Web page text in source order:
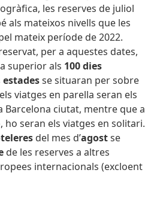
les reserves de juliol
als mateixos nivells que les
mateix període de 2022.
per a aquestes dates,
superior als 100 dies
estadesse situaran per sobre
viatges en parella seran els
Barcelona ciutat, mentre que a
ho seran els viatges en solitari.
del mes d’agostse
de les reserves a altres
internacionals (excloent